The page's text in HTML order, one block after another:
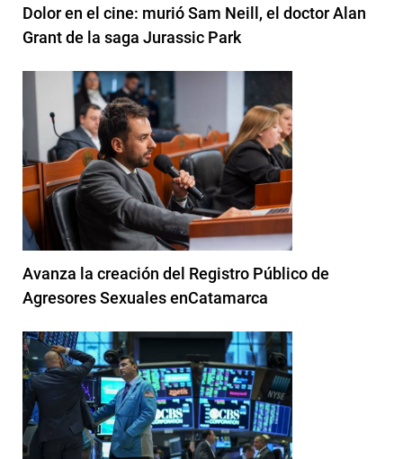
Dolor en el cine: murió Sam Neill, el doctor Alan
Grant de la saga Jurassic Park
Avanza la creación del Registro Público de
Agresores Sexuales enCatamarca